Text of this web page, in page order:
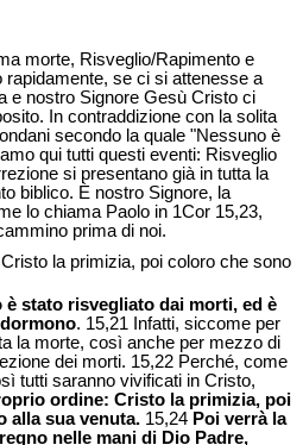
morte, Risveglio/Rapimento e
rapidamente, se ci si attenesse a
e nostro Signore Gesù Cristo ci
In contraddizione con la solita
secondo la quale "Nessuno è
qui tutti questi eventi: Risveglio
si presentano già in tutta la
biblico. È nostro Signore, la
lo chiama Paolo in 1Cor 15,23,
prima di noi.
la primizia, poi coloro che sono
è stato risvegliato dai morti, ed è
. 15,21 Infatti, siccome per
la morte, così anche per mezzo di
dei morti. 15,22 Perché, come
tutti saranno vivificati in Cristo,
ordine: Cristo la primizia, poi
alla sua venuta. 15,24 Poi verrà la
nelle mani di Dio Padre,